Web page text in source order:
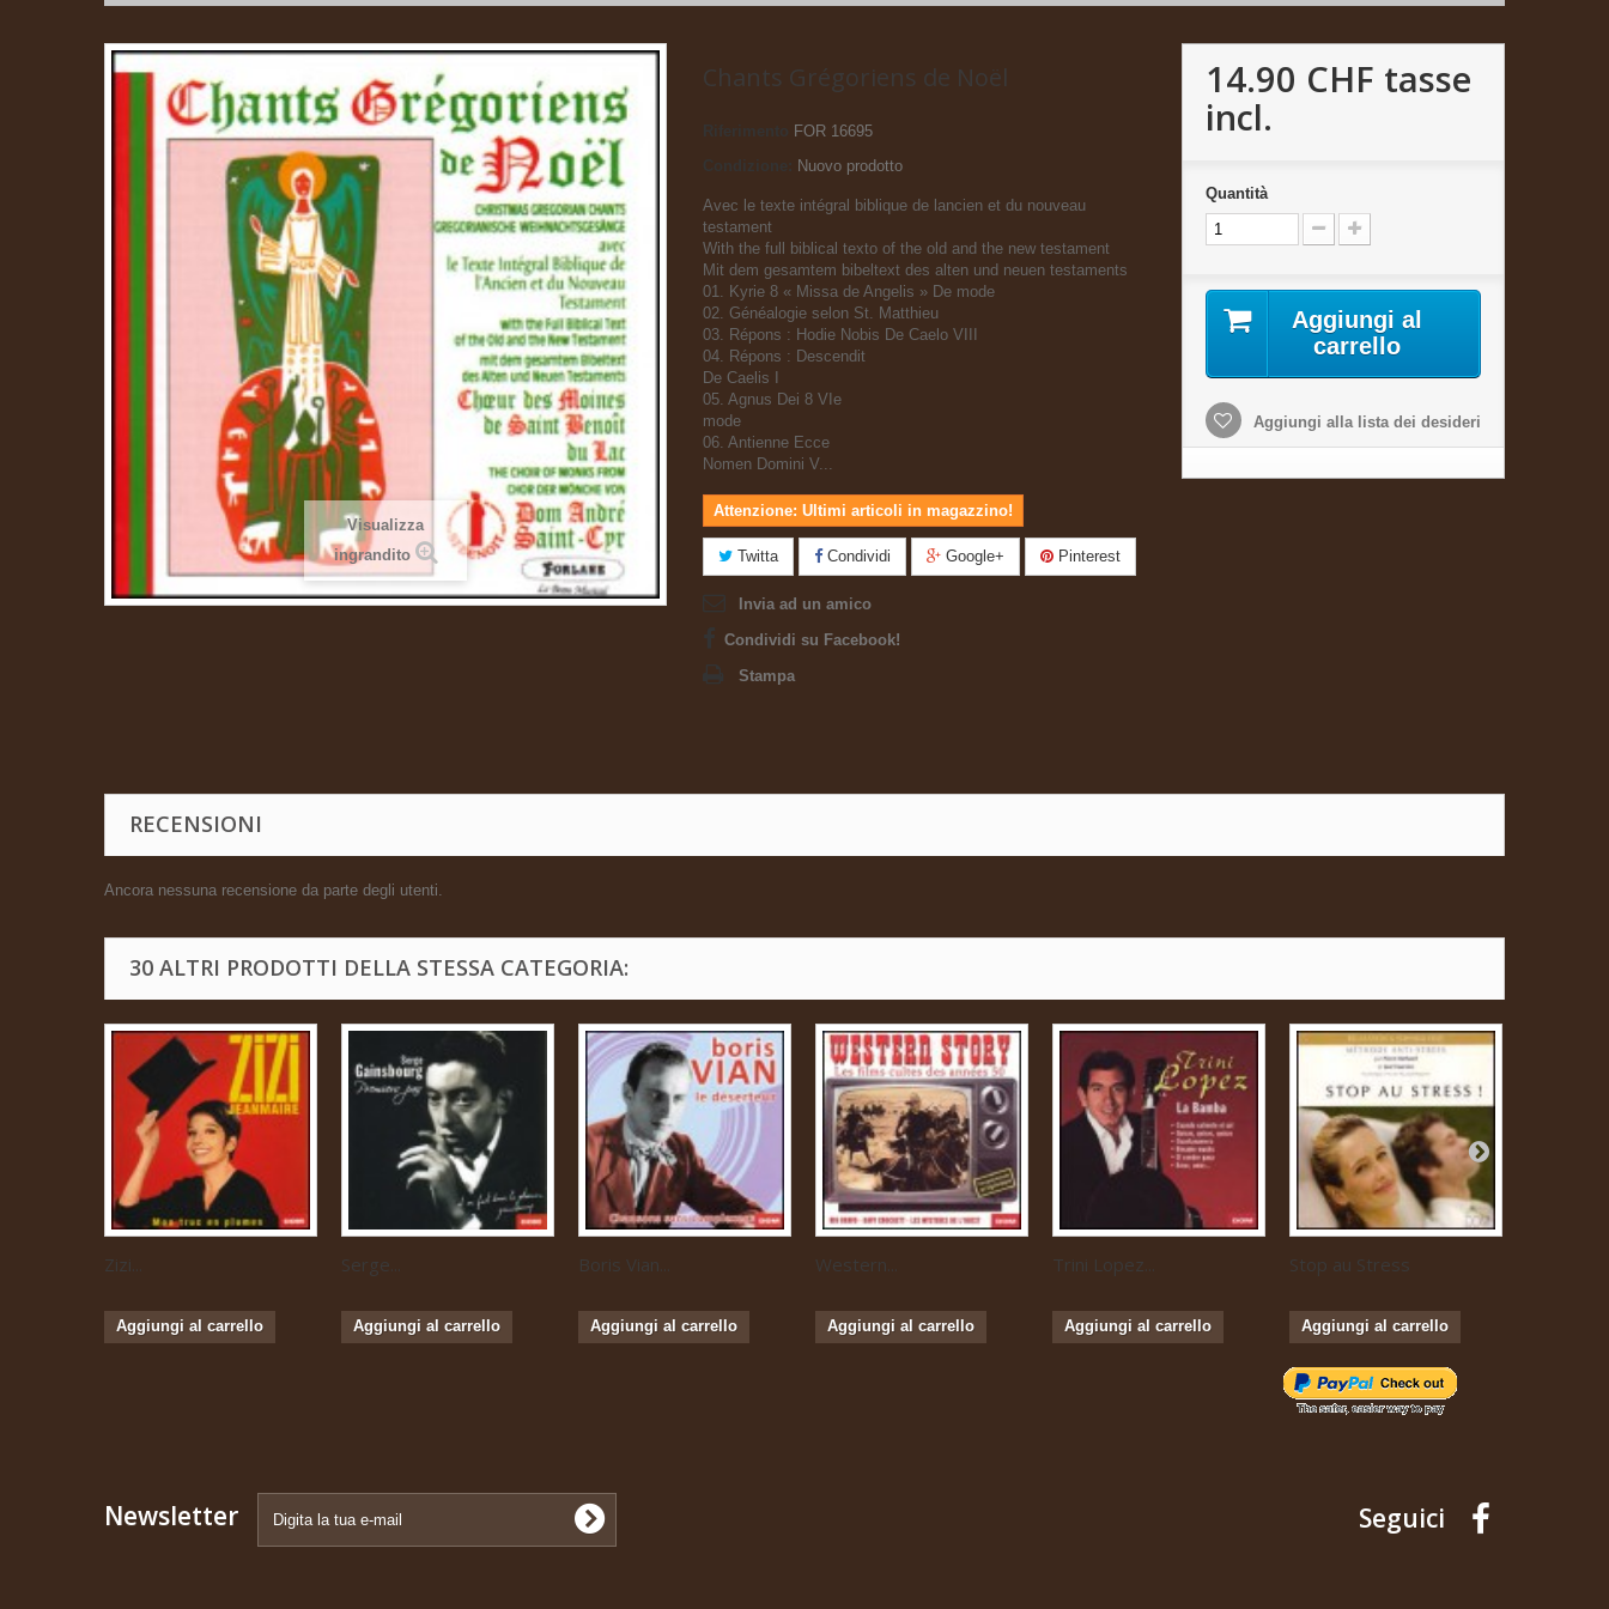
Visualizza
ingrandito
Chants Grégoriens de Noël
Riferimento
FOR 16695
Nuovo prodotto
Avec le texte intégral biblique de lancien et du nouveau
testament
With the full biblical texto of the old and the new testament
Mit dem gesamtem bibeltext des alten und neuen testaments
01. Kyrie 8 « Missa de Angelis » De mode
02. Généalogie selon St. Matthieu
03. Répons : Hodie Nobis De Caelo VIII
04. Répons : Descendit
De Caelis I
05. Agnus Dei 8 VIe
mode
06. Antienne Ecce
Nomen Domini V...
Attenzione: Ultimi articoli in magazzino!
Twitta Condividi Google+ Pinterest
Invia ad un amico
Condividi su Facebook!
Stampa
14.90 CHF tasse
incl.
Quantità
Aggiungi al
carrello
Aggiungi alla lista dei desideri
RECENSIONI
Ancora nessuna recensione da parte degli utenti.
30 ALTRI PRODOTTI DELLA STESSA CATEGORIA:
Zizi...
Aggiungi al carrello
Serge...
Aggiungi al carrello
Boris Vian...
Aggiungi al carrello
Western...
Aggiungi al carrello
Trini Lopez...
Aggiungi al carrello
Stop au Stress
Aggiungi al carrello
Newsletter Seguici